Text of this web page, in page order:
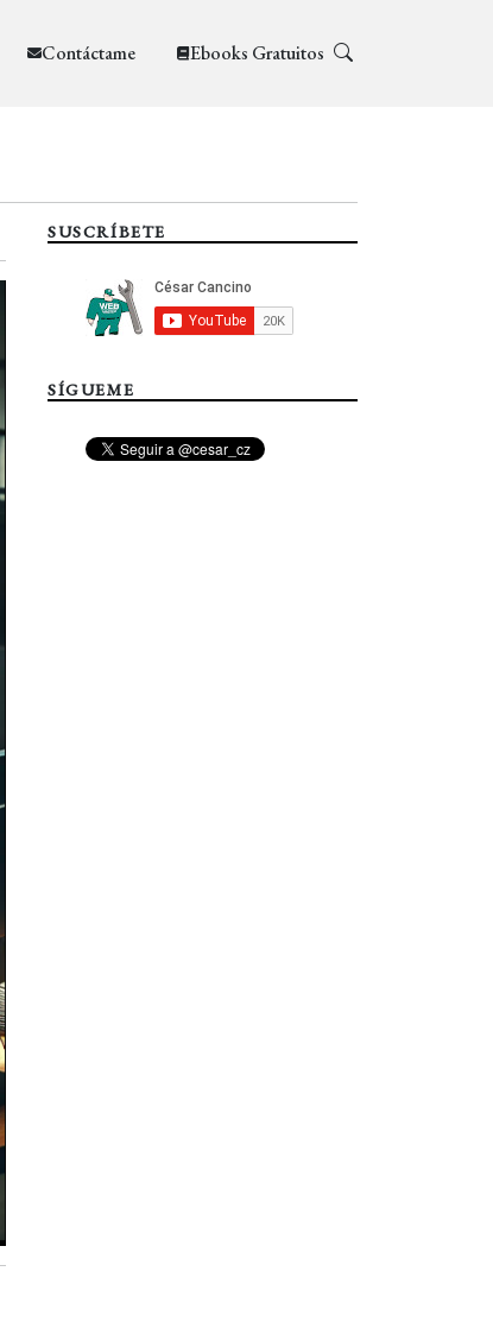
Contáctame Ebooks Gratuitos
SUSCRÍBETE
SÍGUEME